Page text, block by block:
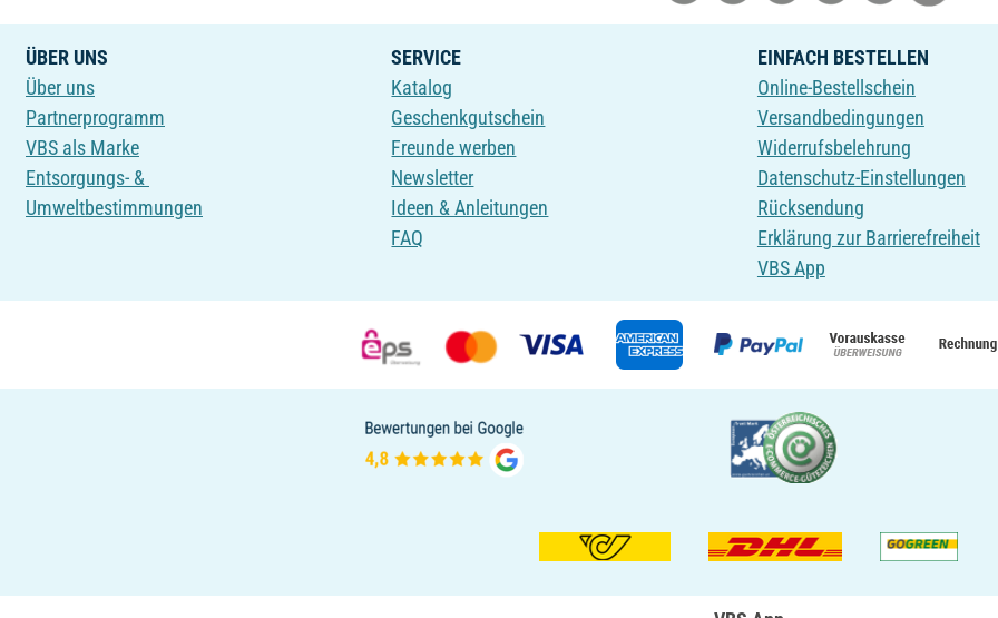
ÜBER UNS
Über uns
Partnerprogramm
VBS als Marke
Entsorgungs- &
Umweltbestimmungen
SERVICE
Katalog
Geschenkgutschein
Freunde werben
Newsletter
Ideen & Anleitungen
FAQ
EINFACH BESTELLEN
Online-Bestellschein
Versandbedingungen
Widerrufsbelehrung
Datenschutz-Einstellungen
Rücksendung
Erklärung zur Barrierefreiheit
VBS App